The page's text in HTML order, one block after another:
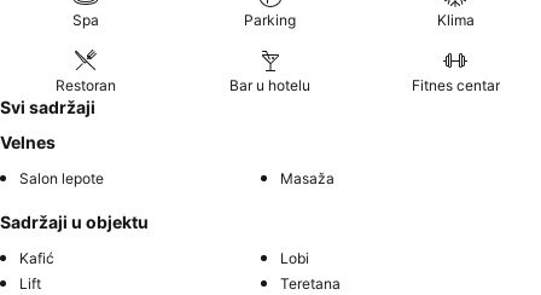
Spa Parking Klima
Restoran Bar u hotelu Fitnes centar
Svi sadržaji
Velnes
Salon lepote Masaža
Sadržaji u objektu
Kafić
Lobi
Lift
Teretana